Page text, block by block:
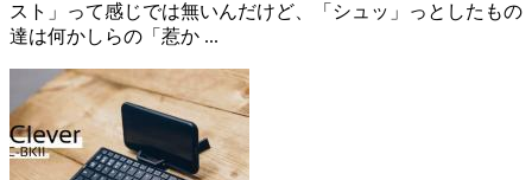
スト」って感じでは無いんだけど、「シュッ」っとしたもの
達は何かしらの「惹か ...